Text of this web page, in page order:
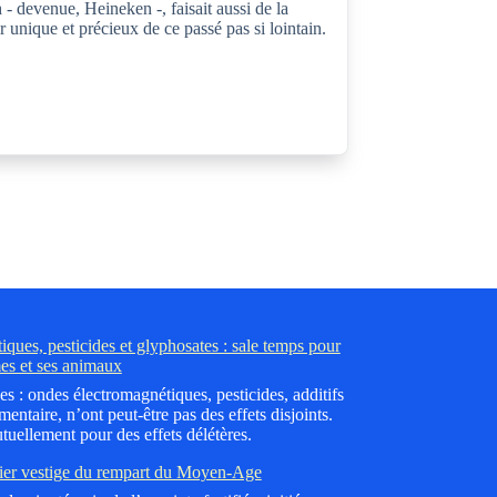
devenue, Heineken -, faisait aussi de la
et précieux de ce passé pas si lointain.
pesticides et glyphosates : sale temps pour
et ses animaux
: ondes électromagnétiques, pesticides, additifs
n’ont peut-être pas des effets disjoints.
pour des effets délétères.
vestige du rempart du Moyen-Age